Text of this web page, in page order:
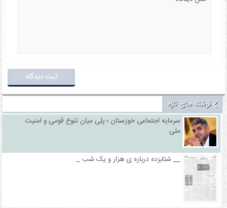
نوشته های تازه
سرمایه اجتماعی خوزستان ؛ پلی میان تنوع قومی و امنیت
ملی
_ شتابزده درباره ی هزار و یک شب __